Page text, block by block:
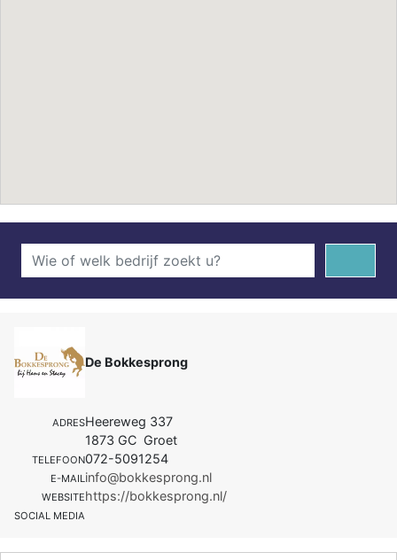
De Bokkesprong
ADRESHeereweg 337
1873 GC Groet
TELEFOON072-5091254
E-MAILinfo@bokkesprong.nl
WEBSITEhttps://bokkesprong.nl/
SOCIAL MEDIA